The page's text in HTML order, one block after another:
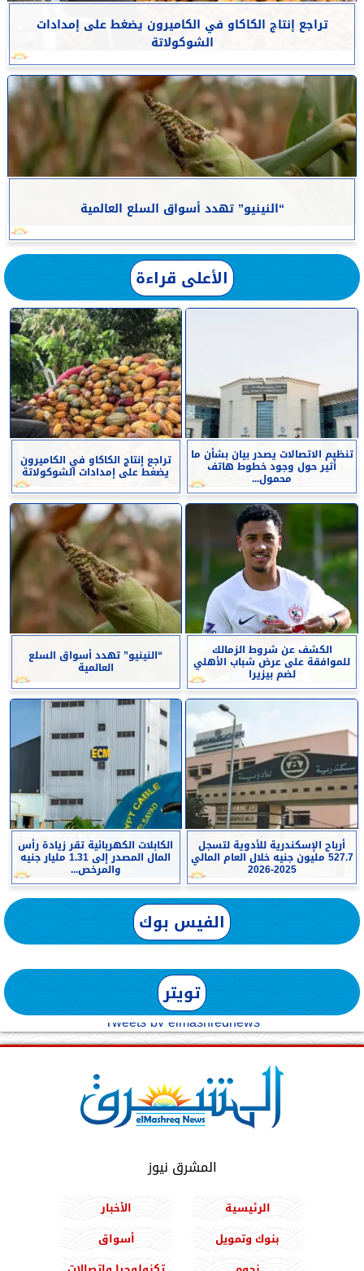
تراجع إنتاج الكاكاو في الكاميرون يضغط على إمدادات
الشوكولاتة
“النينيو” تهدد أسواق السلع العالمية
الأعلى قراءة
تنظيم الاتصالات يصدر بيان بشأن ما
أثير حول وجود خطوط هاتف
محمول...
تراجع إنتاج الكاكاو في الكاميرون
يضغط على إمدادات الشوكولاتة
الكشف عن شروط الزمالك
للموافقة على عرض شباب الأهلي
لضم بيزيرا
“النينيو” تهدد أسواق السلع
العالمية
أرباح الإسكندرية للأدوية لتسجل
527.7 مليون جنيه خلال العام المالي
2025-2026
الكابلات الكهربائية تقر زيادة رأس
المال المصدر إلى 1.31 مليار جنيه
والمرخص...
الفيس بوك
تويتر
Tweets by elmashreqnews
المشرق نيوز
الرئيسية
الأخبار
بنوك وتمويل
أسواق